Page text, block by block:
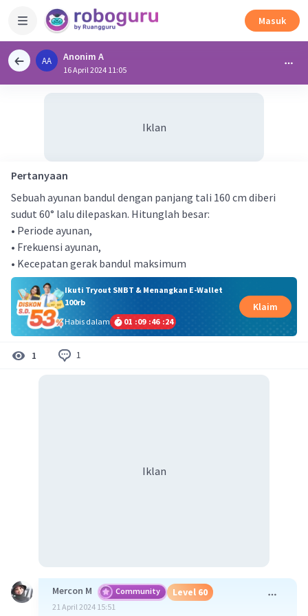
Masuk
AA Anonim A
16 April 2024 11:05
Iklan
Pertanyaan
Sebuah ayunan bandul dengan panjang tali 160 cm diberi
sudut 60° lalu dilepaskan. Hitunglah besar:
• Periode ayunan,
• Frekuensi ayunan,
• Kecepatan gerak bandul maksimum
Ikuti Tryout SNBT & Menangkan E-Wallet
100rb
Habis dalam
01 :09 :46 :24
Klaim
1 1
Iklan
Mercon M Community Level 60
21 April 2024 15:51